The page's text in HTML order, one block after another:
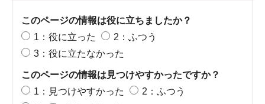
このページの情報は役に立ちましたか？
1：役に立った
2：ふつう
3：役に立たなかった
このページの情報は見つけやすかったですか？
1：見つけやすかった
2：ふつう